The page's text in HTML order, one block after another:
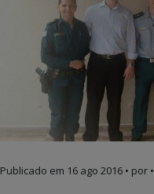
Publicado em 16 ago 2016 • por •